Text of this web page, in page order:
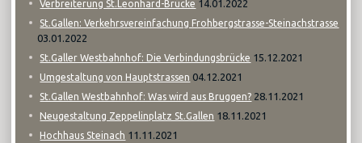
Verbreiterung St.Leonhard-Brücke 14.01.2022
St.Gallen: Verkehrsvereinfachung Frohbergstrasse-Steinachstrasse
03.01.2022
St.Galler Westbahnhof: Die Verbindungsbrücke 15.12.2021
Umgestaltung von Hauptstrassen 04.12.2021
St.Gallen Westbahnhof: Was wird aus Bruggen? 28.11.2021
Neugestaltung Zeppelinplatz St.Gallen 18.11.2021
Hochhaus Steinach 11.11.2021